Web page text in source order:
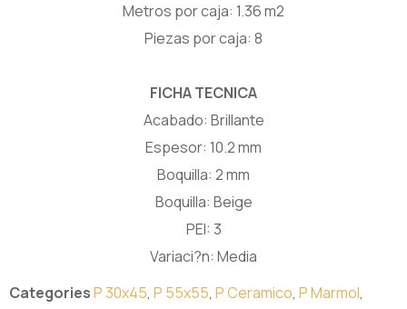
Metros por caja: 1.36 m2
Piezas por caja: 8
FICHA TECNICA
Acabado: Brillante
Espesor: 10.2 mm
Boquilla: 2 mm
Boquilla: Beige
PEI: 3
Variaci?n: Media
CategoriesP 30x45, P 55x55, P Ceramico, P Marmol,